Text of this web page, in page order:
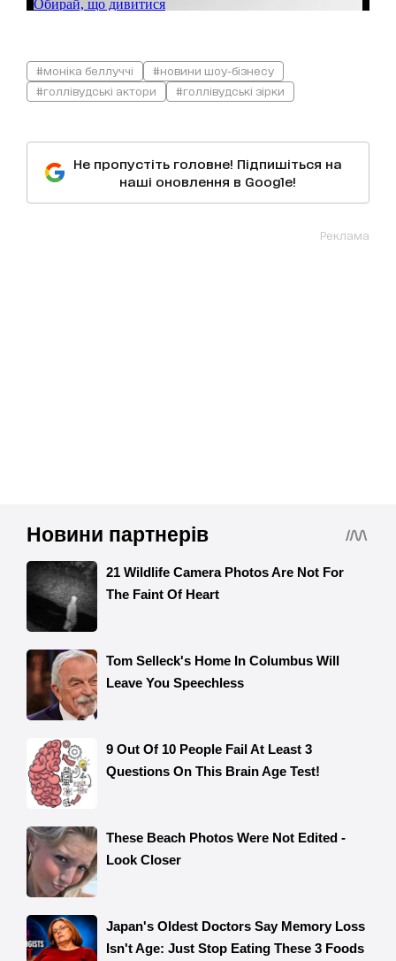
#моніка беллуччі
#новини шоу-бізнесу
#голлівудські актори
#голлівудські зірки
Не пропустіть головне! Підпишіться на
наші оновлення в Google!
Реклама